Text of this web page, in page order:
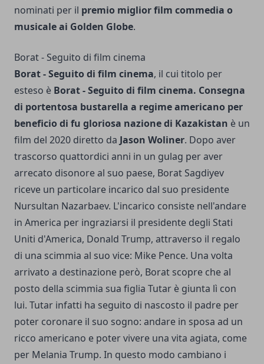
nominati per il premio miglior film commedia o
musicale ai Golden Globe.
Borat - Seguito di film cinema
Borat - Seguito di film cinema, il cui titolo per
esteso è Borat - Seguito di film cinema. Consegna
di portentosa bustarella a regime americano per
beneficio di fu gloriosa nazione di Kazakistan è un
film del 2020 diretto da Jason Woliner. Dopo aver
trascorso quattordici anni in un gulag per aver
arrecato disonore al suo paese, Borat Sagdiyev
riceve un particolare incarico dal suo presidente
Nursultan Nazarbaev. L'incarico consiste nell'andare
in America per ingraziarsi il presidente degli Stati
Uniti d'America, Donald Trump, attraverso il regalo
di una scimmia al suo vice: Mike Pence. Una volta
arrivato a destinazione però, Borat scopre che al
posto della scimmia sua figlia Tutar è giunta lì con
lui. Tutar infatti ha seguito di nascosto il padre per
poter coronare il suo sogno: andare in sposa ad un
ricco americano e poter vivere una vita agiata, come
per Melania Trump. In questo modo cambiano i